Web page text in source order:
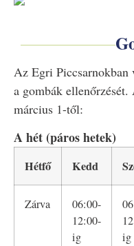
Az Egri Piccsarnokban
a gombák ellenőrzését.
március 1-től:
A hét (páros hetek)
Hétfő Kedd
Zárva
06:00-
12:00-
ig
ig